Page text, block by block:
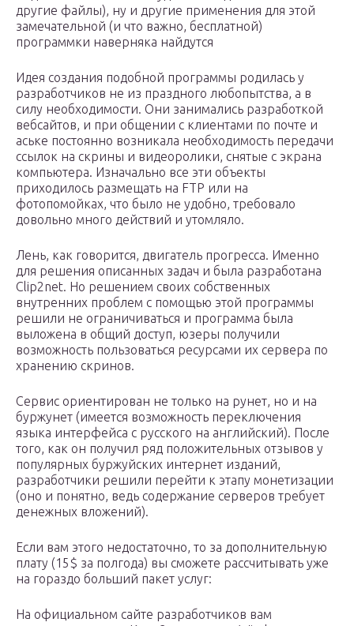
другие файлы), ну и другие применения для этой
замечательной (и что важно, бесплатной)
программки наверняка найдутся
Идея создания подобной программы родилась у
разработчиков не из праздного любопытства, а в
силу необходимости. Они занимались разработкой
вебсайтов, и при общении с клиентами по почте и
аське постоянно возникала необходимость передачи
ссылок на скрины и видеоролики, снятые с экрана
компьютера. Изначально все эти объекты
приходилось размещать на FTP или на
фотопомойках, что было не удобно, требовало
довольно много действий и утомляло.
Лень, как говорится, двигатель прогресса. Именно
для решения описанных задач и была разработана
Clip2net. Но решением своих собственных
внутренних проблем с помощью этой программы
решили не ограничиваться и программа была
выложена в общий доступ, юзеры получили
возможность пользоваться ресурсами их сервера по
хранению скринов.
Сервис ориентирован не только на рунет, но и на
буржунет (имеется возможность переключения
языка интерфейса с русского на английский). После
того, как он получил ряд положительных отзывов у
популярных буржуйских интернет изданий,
разработчики решили перейти к этапу монетизации
(оно и понятно, ведь содержание серверов требует
денежных вложений).
Если вам этого недостаточно, то за дополнительную
плату (15$ за полгода) вы сможете рассчитывать уже
на гораздо больший пакет услуг:
На официальном сайте разработчиков вам